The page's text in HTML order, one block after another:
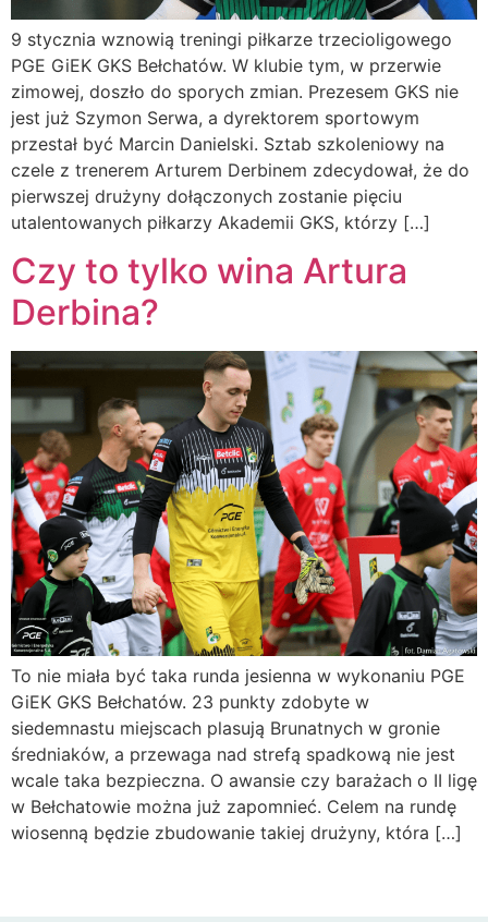
9 stycznia wznowią treningi piłkarze trzecioligowego
PGE GiEK GKS Bełchatów. W klubie tym, w przerwie
zimowej, doszło do sporych zmian. Prezesem GKS nie
jest już Szymon Serwa, a dyrektorem sportowym
przestał być Marcin Danielski. Sztab szkoleniowy na
czele z trenerem Arturem Derbinem zdecydował, że do
pierwszej drużyny dołączonych zostanie pięciu
utalentowanych piłkarzy Akademii GKS, którzy […]
Czy to tylko wina Artura
Derbina?
To nie miała być taka runda jesienna w wykonaniu PGE
GiEK GKS Bełchatów. 23 punkty zdobyte w
siedemnastu miejscach plasują Brunatnych w gronie
średniaków, a przewaga nad strefą spadkową nie jest
wcale taka bezpieczna. O awansie czy barażach o II ligę
w Bełchatowie można już zapomnieć. Celem na rundę
wiosenną będzie zbudowanie takiej drużyny, która […]